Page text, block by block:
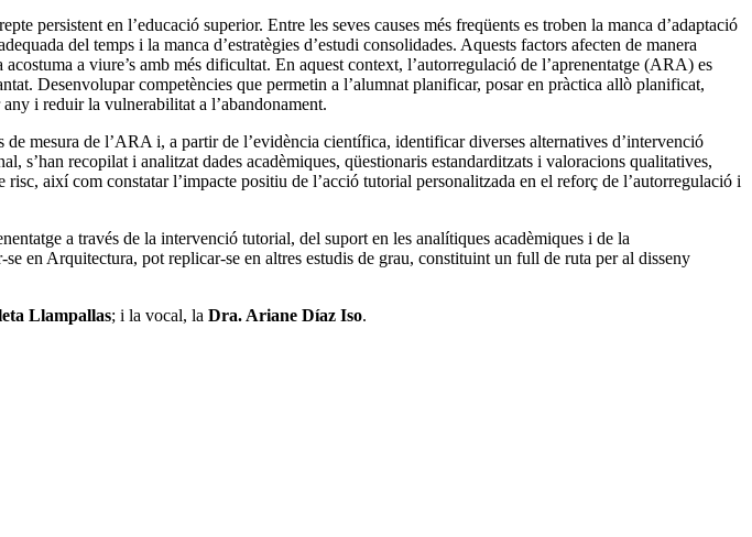
persistent en l’educació superior. Entre les seves causes més freqüents es troben la manca d’adaptació
del temps i la manca d’estratègies d’estudi consolidades. Aquests factors afecten de manera
a viure’s amb més dificultat. En aquest context, l’autorregulació de l’aprenentatge (ARA) es
Desenvolupar competències que permetin a l’alumnat planificar, posar en pràctica allò planificat,
i reduir la vulnerabilitat a l’abandonament.
mesura de l’ARA i, a partir de l’evidència científica, identificar diverses alternatives d’intervenció
s’han recopilat i analitzat dades acadèmiques, qüestionaris estandarditzats i valoracions qualitatives,
així com constatar l’impacte positiu de l’acció tutorial personalitzada en el reforç de l’autorregulació i
a través de la intervenció tutorial, del suport en les analítiques acadèmiques i de la
en Arquitectura, pot replicar-se en altres estudis de grau, constituint un full de ruta per al disseny
Llampallas; i la vocal, la Dra. Ariane Díaz Iso.